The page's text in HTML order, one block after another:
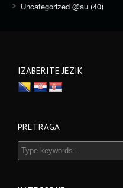
Uncategorized @au (40)
IZABERITE JEZIK
PRETRAGA